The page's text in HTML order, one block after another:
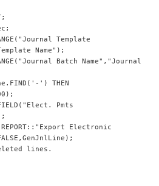
Template
Name");
Batch Name","Journal
') THEN
Pmts
Electronic
lines.